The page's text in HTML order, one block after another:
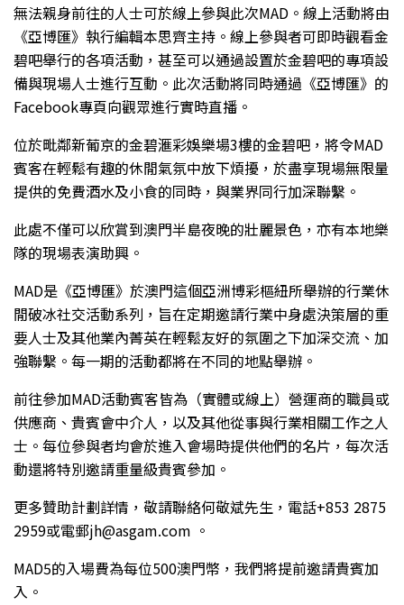
無法親身前往的人士可於線上參與此次MAD。線上活動將由
《亞博匯》執行編輯本思齊主持。線上參與者可即時觀看金
碧吧舉行的各項活動，甚至可以通過設置於金碧吧的專項設
備與現場人士進行互動。此次活動將同時通過《亞博匯》的
Facebook專頁向觀眾進行實時直播。
位於毗鄰新葡京的金碧滙彩娛樂場3樓的金碧吧，將令MAD
賓客在輕鬆有趣的休閒氣氛中放下煩擾，於盡享現場無限量
提供的免費酒水及小食的同時，與業界同行加深聯繫。
此處不僅可以欣賞到澳門半島夜晚的壯麗景色，亦有本地樂
隊的現場表演助興。
MAD是《亞博匯》於澳門這個亞洲博彩樞紐所舉辦的行業休
閒破冰社交活動系列，旨在定期邀請行業中身處決策層的重
要人士及其他業內菁英在輕鬆友好的氛圍之下加深交流、加
強聯繫。每一期的活動都將在不同的地點舉辦。
前往參加MAD活動賓客皆為（實體或線上）營運商的職員或
供應商、貴賓會中介人，以及其他從事與行業相關工作之人
士。每位參與者均會於進入會場時提供他們的名片，每次活
動還將特別邀請重量級貴賓參加。
更多贊助計劃詳情，敬請聯絡何敬斌先生，電話+853 2875
2959或電郵jh@asgam.com 。
MAD5的入場費為每位500澳門幣，我們將提前邀請貴賓加
入。